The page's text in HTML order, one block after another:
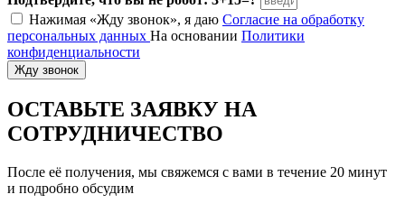
Нажимая «Жду звонок», я даю Согласие на обработку
персональных данных На основании Политики
конфиденциальности
Жду звонок
ОСТАВЬТЕ ЗАЯВКУ НА
СОТРУДНИЧЕСТВО
После её получения, мы свяжемся с вами в течение 20 минут
и подробно обсудим